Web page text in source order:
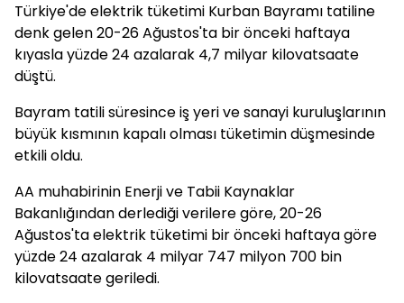
Türkiye'de elektrik tüketimi Kurban Bayramı tatiline
denk gelen 20-26 Ağustos'ta bir önceki haftaya
kıyasla yüzde 24 azalarak 4,7 milyar kilovatsaate
düştü.
Bayram tatili süresince iş yeri ve sanayi kuruluşlarının
büyük kısmının kapalı olması tüketimin düşmesinde
etkili oldu.
AA muhabirinin Enerji ve Tabii Kaynaklar
Bakanlığından derlediği verilere göre, 20-26
Ağustos'ta elektrik tüketimi bir önceki haftaya göre
yüzde 24 azalarak 4 milyar 747 milyon 700 bin
kilovatsaate geriledi.